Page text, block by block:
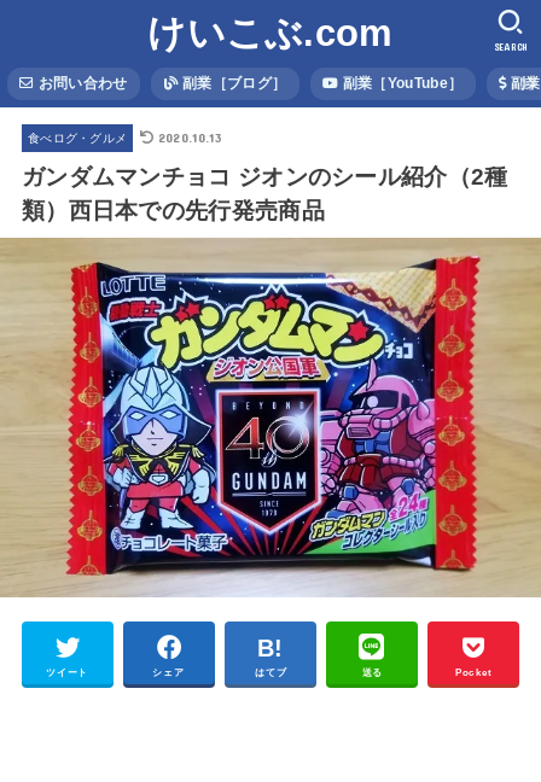
けいこぶ.com
お問い合わせ 副業［ブログ］ 副業［YouTube］ 副業
SEARCH
食べログ・グルメ 2020.10.13
ガンダムマンチョコ ジオンのシール紹介（2種
類）西日本での先行発売商品
ツイート シェア はてブ 送る Pocket